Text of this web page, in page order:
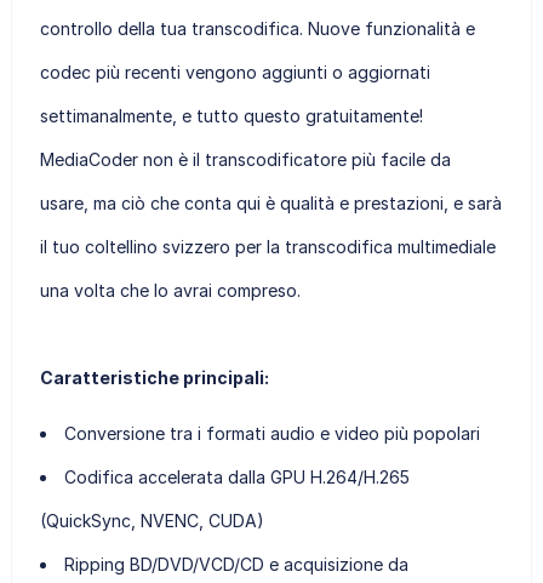
controllo della tua transcodifica. Nuove funzionalità e
codec più recenti vengono aggiunti o aggiornati
settimanalmente, e tutto questo gratuitamente!
MediaCoder non è il transcodificatore più facile da
usare, ma ciò che conta qui è qualità e prestazioni, e sarà
il tuo coltellino svizzero per la transcodifica multimediale
una volta che lo avrai compreso.
Caratteristiche principali:
Conversione tra i formati audio e video più popolari
Codifica accelerata dalla GPU H.264/H.265
(QuickSync, NVENC, CUDA)
Ripping BD/DVD/VCD/CD e acquisizione da